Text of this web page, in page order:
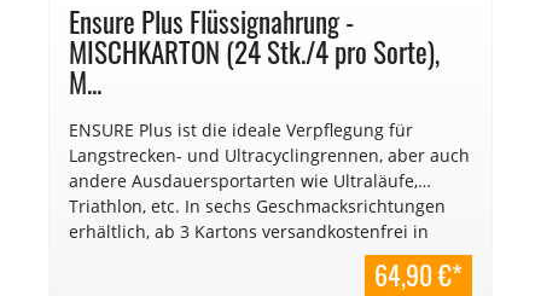
Ensure Plus Flüssignahrung -
MISCHKARTON (24 Stk./4 pro Sorte),
M...
ENSURE Plus ist die ideale Verpflegung für
Langstrecken- und Ultracyclingrennen, aber auch
andere Ausdauersportarten wie Ultraläufe,
Triathlon, etc. In sechs Geschmacksrichtungen
erhältlich, ab 3 Kartons versandkostenfrei in
Österreich (gültig ab 01.01.2025). Inhalt64,90 €*